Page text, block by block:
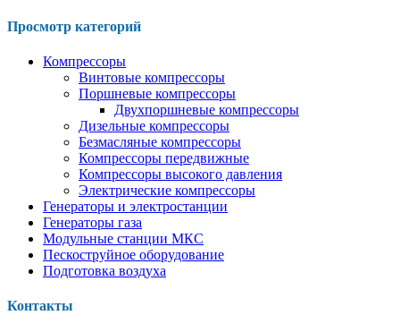
Просмотр категорий
Компрессоры
Винтовые компрессоры
Поршневые компрессоры
Двухпоршневые компрессоры
Дизельные компрессоры
Безмасляные компрессоры
Компрессоры передвижные
Компрессоры высокого давления
Электрические компрессоры
Генераторы и электростанции
Генераторы газа
Модульные станции МКС
Пескоструйное оборудование
Подготовка воздуха
Контакты